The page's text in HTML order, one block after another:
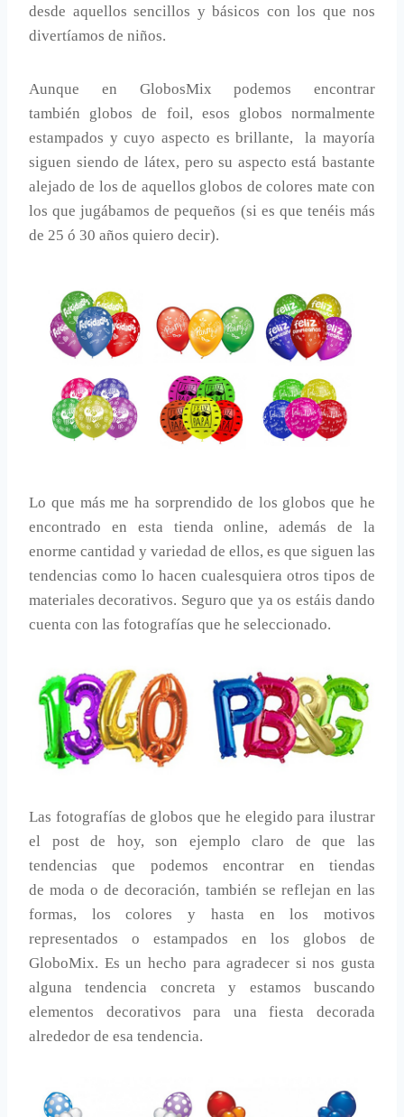
desde aquellos sencillos y básicos con los que nos
divertíamos de niños.
Aunque en GlobosMix podemos encontrar
también globos de foil, esos globos normalmente
estampados y cuyo aspecto es brillante, la mayoría
siguen siendo de látex, pero su aspecto está bastante
alejado de los de aquellos globos de colores mate con
los que jugábamos de pequeños (si es que tenéis más
de 25 ó 30 años quiero decir).
Lo que más me ha sorprendido de los globos que he
encontrado en esta tienda online, además de la
enorme cantidad y variedad de ellos, es que siguen las
tendencias como lo hacen cualesquiera otros tipos de
materiales decorativos. Seguro que ya os estáis dando
cuenta con las fotografías que he seleccionado.
Las fotografías de globos que he elegido para ilustrar
el post de hoy, son ejemplo claro de que las
tendencias que podemos encontrar en tiendas
de moda o de decoración, también se reflejan en las
formas, los colores y hasta en los motivos
representados o estampados en los globos de
GloboMix. Es un hecho para agradecer si nos gusta
alguna tendencia concreta y estamos buscando
elementos decorativos para una fiesta decorada
alrededor de esa tendencia.